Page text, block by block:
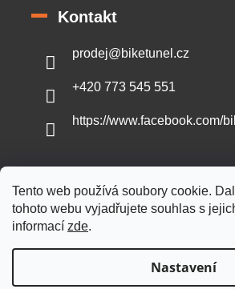
Tento web používá soubory cookie.
tohoto webu vyjadřujete souhlas s
informací zde.
Nastavení
Kontakt
prodej@biketunel.cz
+420 773 545 551
https://www.facebook.com/
Vytvořil
Copyright 2026BikeTunel.cz.